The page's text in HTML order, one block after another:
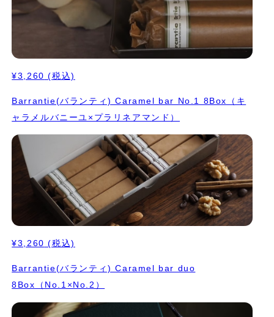
¥3,260 (税込)
Barrantie(バランティ) Caramel bar No.1 8Box（キ
ャラメルバニーユ×プラリネアマンド）
¥3,260 (税込)
Barrantie(バランティ) Caramel bar duo
8Box（No.1×No.2）